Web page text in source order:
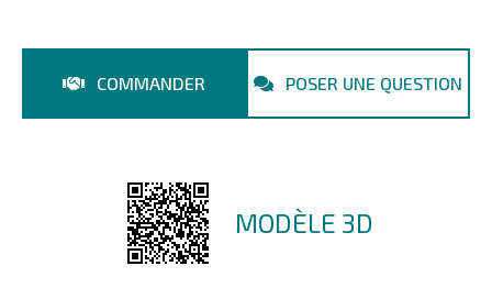
COMMANDER POSER UNE QUESTION
MODÈLE 3D